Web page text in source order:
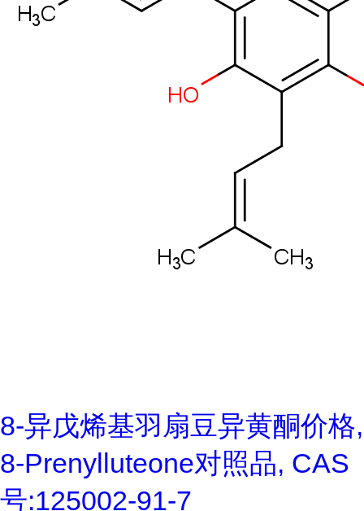
8-异戊烯基羽扇豆异黄酮价格,
8-Prenylluteone对照品, CAS
号:125002-91-7